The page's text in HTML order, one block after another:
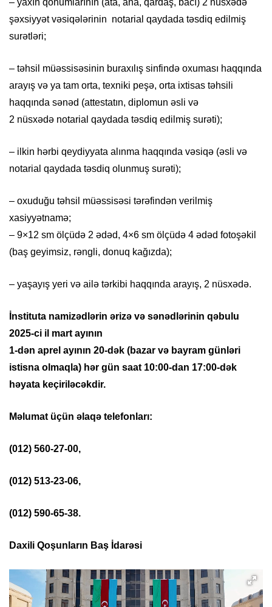
şəxsiyyət vəsiqələrinin notarial qaydada təsdiq edilmiş
surətləri;
– təhsil müəssisəsinin buraxılış sinfində oxuması haqqında
arayış və ya tam orta, texniki peşə, orta ixtisas təhsili
haqqında sənəd (attestatın, diplomun əsli və
2 nüsxədə notarial qaydada təsdiq edilmiş surəti);
– ilkin hərbi qeydiyyata alınma haqqında vəsiqə (əsli və
notarial qaydada təsdiq olunmuş surəti);
– oxuduğu təhsil müəssisəsi tərəfindən verilmiş
xasiyyətnamə;
– 9×12 sm ölçüdə 2 ədəd, 4×6 sm ölçüdə 4 ədəd fotoşəkil
(baş geyimsiz, rəngli, donuq kağızda);
– yaşayış yeri və ailə tərkibi haqqında arayış, 2 nüsxədə.
İnstituta namizədlərin ərizə və sənədlərinin qəbulu
2025-ci il mart ayının
1-dən aprel ayının 20-dək (bazar və bayram günləri
istisna olmaqla) hər gün saat 10:00-dan 17:00-dək
həyata keçiriləcəkdir.
Məlumat üçün əlaqə telefonları:
(012) 560-27-00,
(012) 513-23-06,
(012) 590-65-38.
Daxili Qoşunların Baş İdarəsi